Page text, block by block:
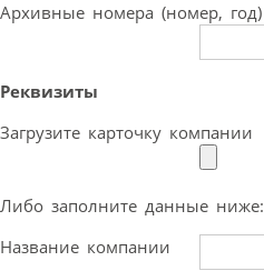
Архивные номера (номер, год)
Реквизиты
Загрузите карточку компании
Либо заполните данные ниже:
Название компании